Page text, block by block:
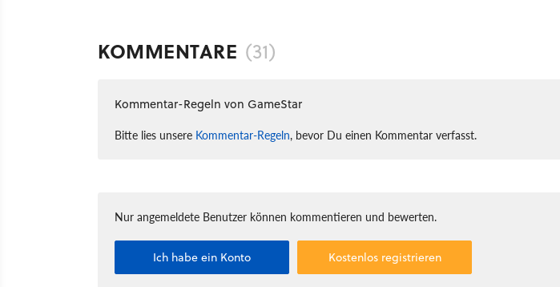
KOMMENTARE (31)
Kommentar-Regeln von GameStar
Bitte lies unsere Kommentar-Regeln, bevor Du einen Kommentar verfasst.
Nur angemeldete Benutzer können kommentieren und bewerten.
Ich habe ein Konto Kostenlos registrieren